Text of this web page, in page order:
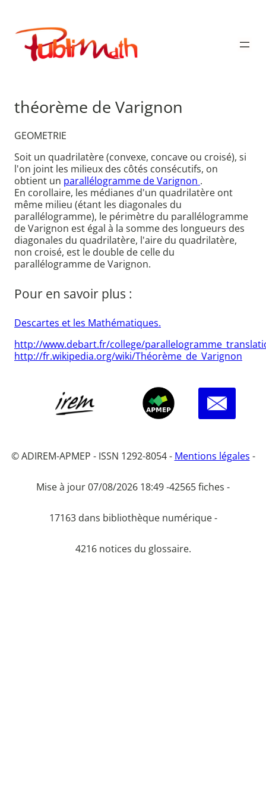
contenu
Publimath
théorème de Varignon
GEOMETRIE
Soit un quadrilatère (convexe, concave ou croisé), si
l'on joint les milieux des côtés consécutifs, on
obtient un parallélogramme de Varignon .
En corollaire, les médianes d'un quadrilatère ont
même milieu (étant les diagonales du
parallélogramme), le périmètre du parallélogramme
de Varignon est égal à la somme des longueurs des
diagonales du quadrilatère, l'aire du quadrilatère,
non croisé, est le double de celle du
parallélogramme de Varignon.
Pour en savoir plus :
Descartes et les Mathématiques.
http://www.debart.fr/college/
http://fr.wikipedia.org/wiki/Théorème_de_Varignon
© ADIREM-APMEP - ISSN 1292-8054 - Mentions légales -
Mise à jour 07/08/2026 18:49 -42565 fiches -
17163 dans bibliothèque numérique -
4216 notices du glossaire.